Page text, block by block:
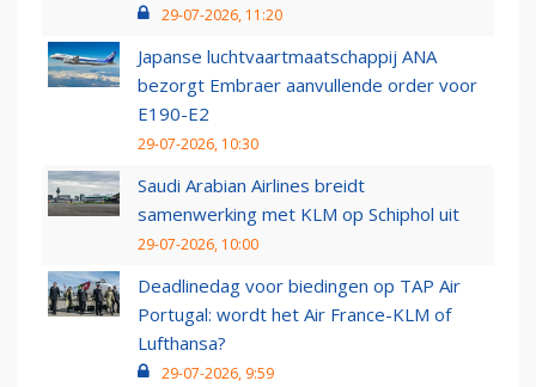
29-07-2026, 11:20
Japanse luchtvaartmaatschappij ANA
bezorgt Embraer aanvullende order voor
E190-E2
29-07-2026, 10:30
Saudi Arabian Airlines breidt
samenwerking met KLM op Schiphol uit
29-07-2026, 10:00
Deadlinedag voor biedingen op TAP Air
Portugal: wordt het Air France-KLM of
Lufthansa?
29-07-2026, 9:59